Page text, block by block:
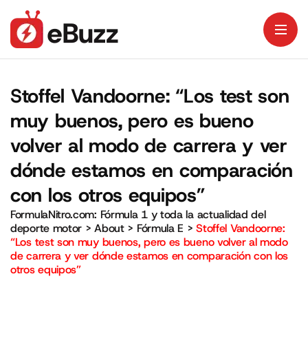
Stoffel Vandoorne: “Los test son
muy buenos, pero es bueno
volver al modo de carrera y ver
dónde estamos en comparación
con los otros equipos”
FormulaNitro.com: Fórmula 1 y toda la actualidad del
deporte motor >About> Fórmula E >Stoffel Vandoorne:
“Los test son muy buenos, pero es bueno volver al modo
de carrera y ver dónde estamos en comparación con los
otros equipos”